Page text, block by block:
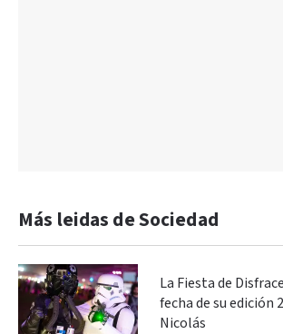
Más leidas de Sociedad
La Fiesta de
fecha de su edición
Nicolás